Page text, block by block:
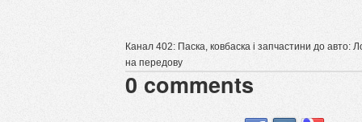
Канал 402: Паска, ковбаска і запчастини до авто:
на передову
0 comments